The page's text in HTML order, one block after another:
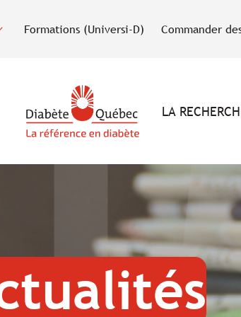
Formations (Universi-D) Commander
LA